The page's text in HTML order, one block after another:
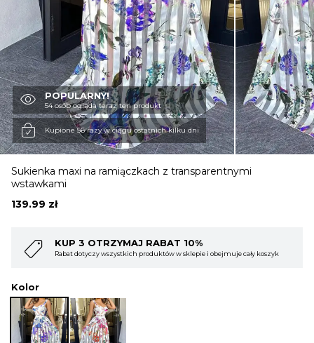
STROJE KĄPIELOWE
BLUZKI
OBUWIE
BIELIZNA
BLUZY
SWETRY
OKRYCIA WIERZCHNIE
POPULARNY!
54 osób ogląda teraz ten produkt
Kupione 56 razy w ciągu ostatnich kilku dni
Sukienka maxi na ramiączkach z transparentnymi
wstawkami
139.99 zł
i obejmuje cały koszyk
KUP 4 OTRZYMAJ RABAT
Rabat dotyczy wszystkich produktów w
Kolor